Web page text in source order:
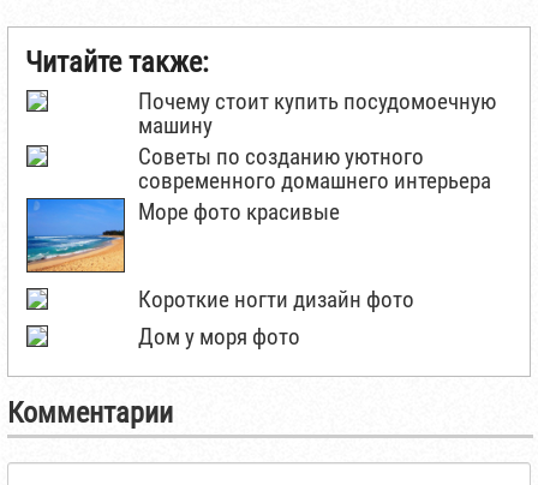
Читайте также:
Почему стоит купить посудомоечную
машину
Советы по созданию уютного
современного домашнего интерьера
Море фото красивые
Короткие ногти дизайн фото
Дом у моря фото
Комментарии